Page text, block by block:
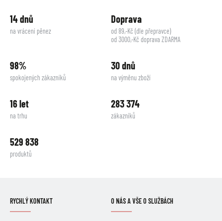
14 dnů
na vrácení pěnez
Doprava
od 89,-Kč (dle přepravce)
od 3000,-Kč doprava ZDARMA
98%
spokojených zákazníků
30 dnů
na výměnu zboží
16 let
na trhu
283 374
zákazníků
529 838
produktů
RYCHLÝ KONTAKT O NÁS A VŠE O SLUŽBÁCH